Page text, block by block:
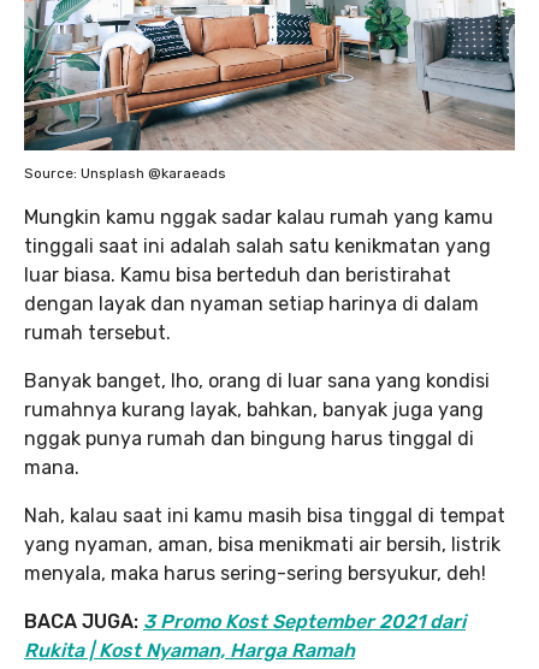
Source: Unsplash @karaeads
Mungkin kamu nggak sadar kalau rumah yang kamu
tinggali saat ini adalah salah satu kenikmatan yang
luar biasa. Kamu bisa berteduh dan beristirahat
dengan layak dan nyaman setiap harinya di dalam
rumah tersebut.
Banyak banget, lho, orang di luar sana yang kondisi
rumahnya kurang layak, bahkan, banyak juga yang
nggak punya rumah dan bingung harus tinggal di
mana.
Nah, kalau saat ini kamu masih bisa tinggal di tempat
yang nyaman, aman, bisa menikmati air bersih, listrik
menyala, maka harus sering-sering bersyukur, deh!
BACA JUGA: 3 Promo Kost September 2021 dari
Rukita | Kost Nyaman, Harga Ramah